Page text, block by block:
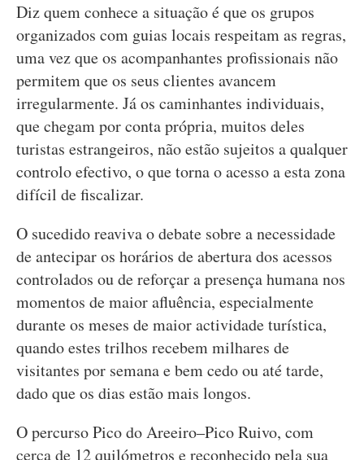
Diz quem conhece a situação é que os grupos
organizados com guias locais respeitam as regras,
uma vez que os acompanhantes profissionais não
permitem que os seus clientes avancem
irregularmente. Já os caminhantes individuais,
que chegam por conta própria, muitos deles
turistas estrangeiros, não estão sujeitos a qualquer
controlo efectivo, o que torna o acesso a esta zona
difícil de fiscalizar.
O sucedido reaviva o debate sobre a necessidade
de antecipar os horários de abertura dos acessos
controlados ou de reforçar a presença humana nos
momentos de maior afluência, especialmente
durante os meses de maior actividade turística,
quando estes trilhos recebem milhares de
visitantes por semana e bem cedo ou até tarde,
dado que os dias estão mais longos.
O percurso Pico do Areeiro–Pico Ruivo, com
cerca de 12 quilómetros e reconhecido pela sua